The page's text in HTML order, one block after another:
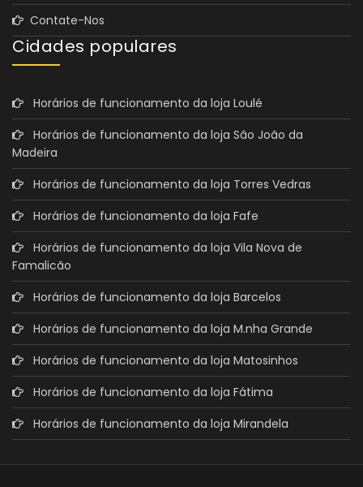
Contate-Nos
Cidades populares
Horários de funcionamento da loja Loulé
Horários de funcionamento da loja São João da
Madeira
Horários de funcionamento da loja Torres Vedras
Horários de funcionamento da loja Fafe
Horários de funcionamento da loja Vila Nova de
Famalicão
Horários de funcionamento da loja Barcelos
Horários de funcionamento da loja M.nha Grande
Horários de funcionamento da loja Matosinhos
Horários de funcionamento da loja Fátima
Horários de funcionamento da loja Mirandela